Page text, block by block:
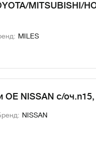
MITSUBISHI/
MILES
OE NISSAN с/
NISSAN